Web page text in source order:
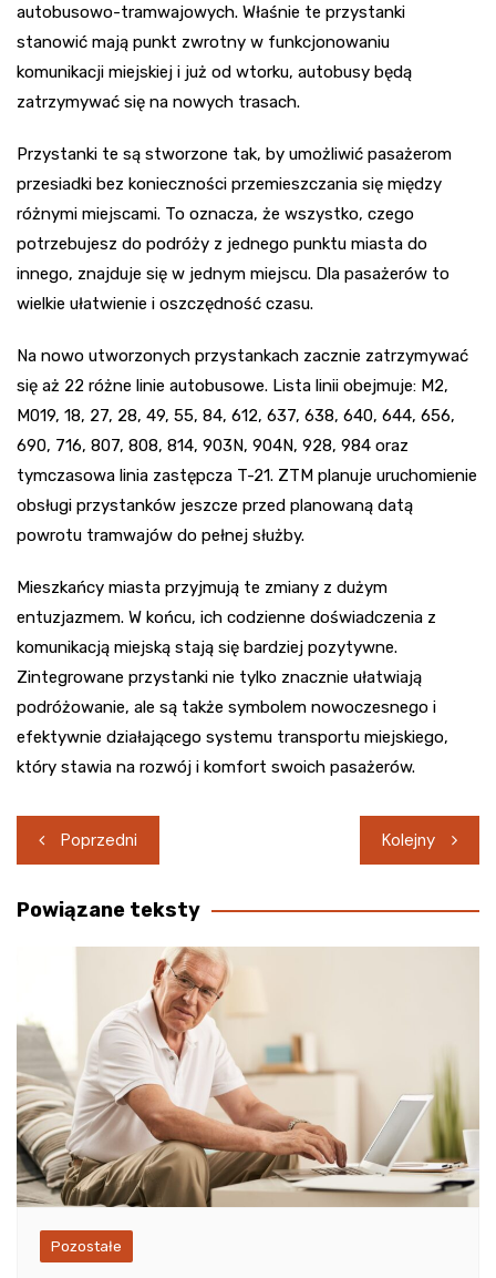
autobusowo-tramwajowych. Właśnie te przystanki
stanowić mają punkt zwrotny w funkcjonowaniu
komunikacji miejskiej i już od wtorku, autobusy będą
zatrzymywać się na nowych trasach.
Przystanki te są stworzone tak, by umożliwić pasażerom
przesiadki bez konieczności przemieszczania się między
różnymi miejscami. To oznacza, że wszystko, czego
potrzebujesz do podróży z jednego punktu miasta do
innego, znajduje się w jednym miejscu. Dla pasażerów to
wielkie ułatwienie i oszczędność czasu.
Na nowo utworzonych przystankach zacznie zatrzymywać
się aż 22 różne linie autobusowe. Lista linii obejmuje: M2,
M019, 18, 27, 28, 49, 55, 84, 612, 637, 638, 640, 644, 656,
690, 716, 807, 808, 814, 903N, 904N, 928, 984 oraz
tymczasowa linia zastępcza T-21. ZTM planuje uruchomienie
obsługi przystanków jeszcze przed planowaną datą
powrotu tramwajów do pełnej służby.
Mieszkańcy miasta przyjmują te zmiany z dużym
entuzjazmem. W końcu, ich codzienne doświadczenia z
komunikacją miejską stają się bardziej pozytywne.
Zintegrowane przystanki nie tylko znacznie ułatwiają
podróżowanie, ale są także symbolem nowoczesnego i
efektywnie działającego systemu transportu miejskiego,
który stawia na rozwój i komfort swoich pasażerów.
Nawigacja
wpisu
Poprzedni Kolejny
Powiązane teksty
Pozostałe